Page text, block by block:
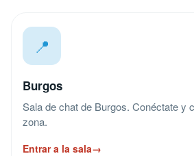
📍
Burgos
Sala de chat de Burgos. Conéctate y
zona.
Entrar a la sala→